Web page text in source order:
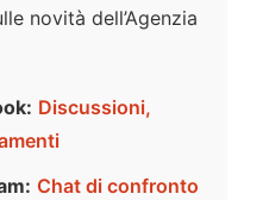
novità dell’Agenzia
Discussioni,
Chat di confronto